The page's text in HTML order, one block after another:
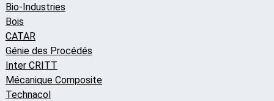
Bio-Industries
Bois
CATAR
Génie des Procédés
Inter CRITT
Mécanique Composite
Technacol